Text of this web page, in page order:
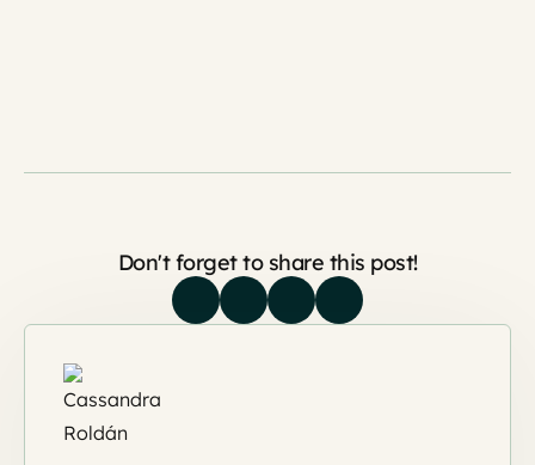
Don't forget to share this post!